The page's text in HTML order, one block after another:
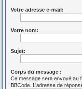
Votre adresse e-mail:
Votre nom:
Sujet:
Corps du message :
Ce message sera envoyé au
BBCode. L’adresse de